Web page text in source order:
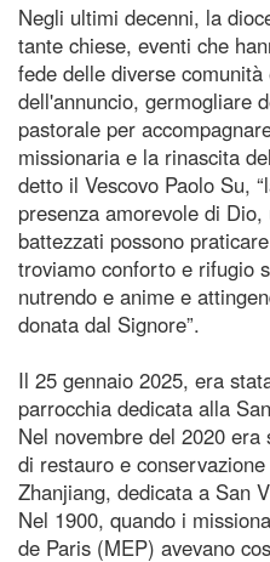
Negli ultimi decenni, la
tante chiese, eventi che
fede delle diverse
dell'annuncio, germogliare
pastorale per
missionaria e la rinascita
detto il Vescovo Paolo Su,
presenza amorevole di
battezzati possono
troviamo conforto e rifugio
nutrendo e anime e
donata dal Signore”.
Il 25 gennaio 2025, era
parrocchia dedicata alla
Nel novembre del 2020
di restauro e
Zhanjiang, dedicata a San
Nel 1900, quando i
de Paris (MEP) avevano